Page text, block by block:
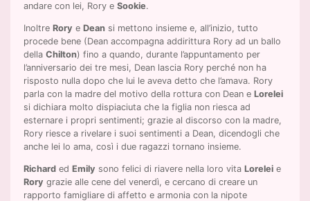
andare con lei, Rory eSookie.
Inoltre Rory e Dean si mettono insieme e, all’inizio, tutto
procede bene (Dean accompagna addirittura Rory ad un ballo
dellaChilton) fino a quando, durante l’appuntamento per
l’anniversario dei tre mesi, Dean lascia Rory perché non ha
risposto nulla dopo che lui le aveva detto che l’amava. Rory
parla con la madre del motivo della rottura con Dean e Lorelei
si dichiara molto dispiaciuta che la figlia non riesca ad
esternare i propri sentimenti; grazie al discorso con la madre,
Rory riesce a rivelare i suoi sentimenti a Dean, dicendogli che
anche lei lo ama, così i due ragazzi tornano insieme.
Richard edEmily sono felici di riavere nella loro vitaLorelei e
Rory grazie alle cene del venerdì, e cercano di creare un
rapporto famigliare di affetto e armonia con la nipote